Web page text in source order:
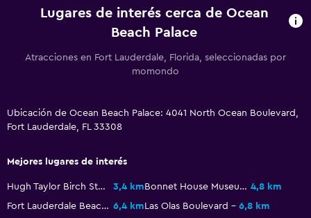
Estacionamiento y transporte
Traslado al aeropuerto (con cargos)
Estacionamiento privado
Terraza/patio
Sillas de playa
Terraza
Lugares de interés cerca de Ocean
Beach Palace
Atracciones en Fort Lauderdale, Florida, seleccionadas por
momondo
Ubicación de Ocean Beach Palace: 4041 North Ocean Boulevard,
Fort Lauderdale, FL 33308
Mejores lugares de interés
Hugh Taylor Birch State Park 3,4 km Bonnet House Museum and Gardens 4,8 km
Fort Lauderdale Beachfront 6,4 kmLas Olas Boulevard
6,8 km